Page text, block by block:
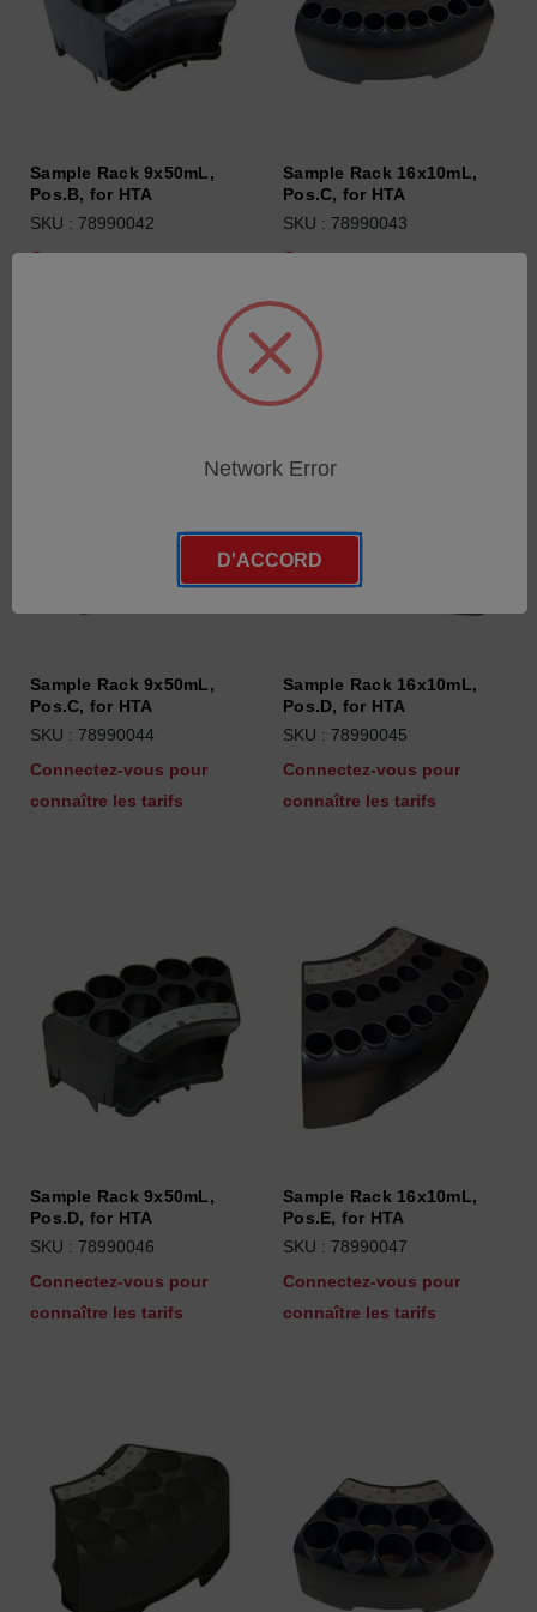
Sample Rack 9x50mL,
Pos.B, for HTA
SKU : 78990042
Connectez-vous pour
Sample Rack 16x10mL,
Pos.C, for HTA
SKU : 78990043
Connectez-vous pour
Sample Rack 9x50mL,
Pos.C, for HTA
SKU : 78990044
Connectez-vous pour
connaître les tarifs
Sample Rack 16x10mL,
Pos.D, for HTA
SKU : 78990045
Connectez-vous pour
connaître les tarifs
Sample Rack 9x50mL,
Pos.D, for HTA
SKU : 78990046
Connectez-vous pour
connaître les tarifs
Sample Rack 16x10mL,
Pos.E, for HTA
SKU : 78990047
Connectez-vous pour
connaître les tarifs
Network Error
D'ACCORD